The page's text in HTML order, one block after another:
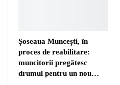
Șoseaua Muncești, în
proces de reabilitare:
muncitorii pregătesc
drumul pentru un nou…